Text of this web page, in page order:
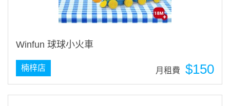
Winfun 球球小火車
$150
月租費
楠梓店